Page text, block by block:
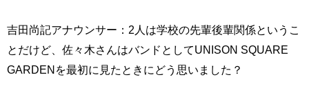
吉田尚記アナウンサー：2人は学校の先輩後輩関係というこ
とだけど、佐々木さんはバンドとしてUNISON SQUARE
GARDENを最初に見たときにどう思いました？